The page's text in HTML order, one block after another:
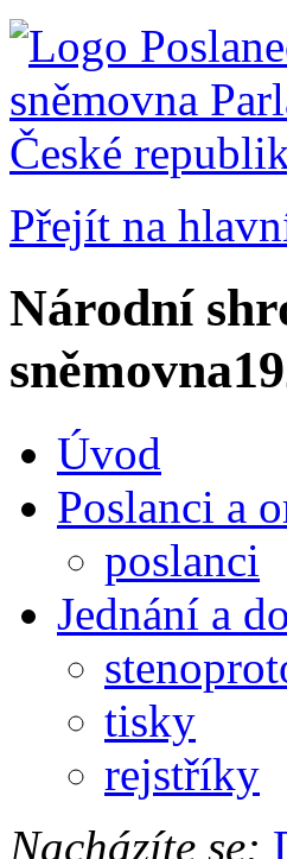
Přejít na
Národní
sněmovna
Úvod
Poslanci a
poslanci
Jednání a
tisky
rejstříky
Nacházíte se: